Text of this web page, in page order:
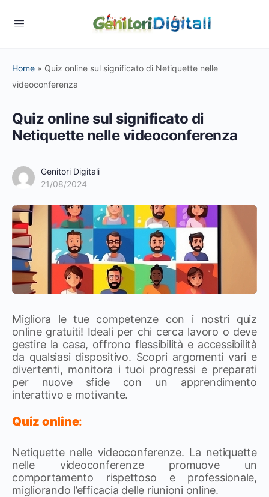
Home » Quiz online sul significato di Netiquette nelle
videoconferenza
Quiz online sul significato di
Netiquette nelle videoconferenza
Genitori Digitali
21/08/2024
Migliora le tue competenze con i nostri quiz
online gratuiti! Ideali per chi cerca lavoro o deve
gestire la casa, offrono flessibilità e accessibilità
da qualsiasi dispositivo. Scopri argomenti vari e
divertenti, monitora i tuoi progressi e preparati
per nuove sfide con un apprendimento
interattivo e motivante.
Quiz online:
Netiquette nelle videoconferenze. La netiquette
nelle videoconferenze promuove un
comportamento rispettoso e professionale,
migliorando l’efficacia delle riunioni online.